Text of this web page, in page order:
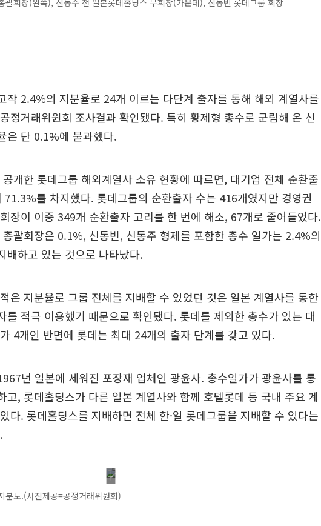
회장(왼쪽), 신동주 전 일본롯데홀딩스 부회장(가운데), 신동빈 롯데그룹 회장
작 2.4%의 지분율로 24개 이르는 다단계 출자를 통해 해외 계열사를
정거래위원회 조사결과 확인됐다. 특히 황제형 총수로 군림해 온 신
은 단 0.1%에 불과했다.
개한 롯데그룹 해외계열사 소유 현황에 따르면, 대기업 전체 순환출
를 차지했다. 롯데그룹의 순환출자 수는 416개였지만 경영권
장이 이중 349개 순환출자 고리를 한 번에 해소, 67개로 줄어들었다.
괄회장은 0.1%, 신동빈, 신동주 형제를 포함한 총수 일가는 2.4%의
배하고 있는 것으로 나타났다.
은 지분율로 그룹 전체를 지배할 수 있었던 것은 일본 계열사를 통한
를 적극 이용했기 때문으로 확인됐다. 롯데를 제외한 총수가 있는 대
4개인 반면에 롯데는 최대 24개의 출자 단계를 갖고 있다.
년 일본에 세워진 포장재 업체인 광윤사. 총수일가가 광윤사를 통
고, 롯데홀딩스가 다른 일본 계열사와 함께 호텔롯데 등 국내 주요 계
다. 롯데홀딩스를 지배하면 전체 한·일 롯데그룹을 지배할 수 있다는
도.(사진제공=공정거래위원회)